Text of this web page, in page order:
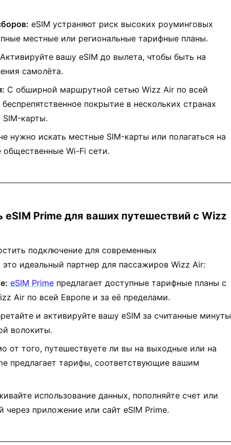
eSIM устраняют риск высоких роуминговых
местные или региональные тарифные планы.
Активируйте вашу eSIM до вылета, чтобы быть на
самолёта.
С обширной маршрутной сетью Wizz Air по всей
покрытие в нескольких странах
карты.
нужно искать местные SIM-карты или полагаться на
Wi-Fi сети.
eSIM Prime для ваших путешествий с Wizz
подключение для современных
идеальный партнер для пассажиров Wizz Air:
eSIM Prime предлагает доступные тарифные планы с
Air по всей Европе и за её пределами.
и активируйте вашу eSIM за считанные минуты
волокиты.
от того, путешествуете ли вы на выходные или на
предлагает тарифы, соответствующие вашим
использование данных, пополняйте счет или
через приложение или сайт eSIM Prime.